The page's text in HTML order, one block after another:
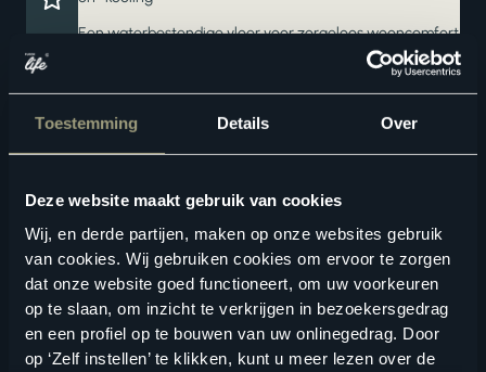
Toestemming Details Over
Deze website maakt gebruik van cookies
Wij, en derde partijen, maken op onze websites gebruik
van cookies. Wij gebruiken cookies om ervoor te zorgen
dat onze website goed functioneert, om uw voorkeuren
op te slaan, om inzicht te verkrijgen in bezoekersgedrag
en een profiel op te bouwen van uw onlinegedrag. Door
op ‘Zelf instellen’ te klikken, kunt u meer lezen over de
Een waterbestendige vloer voor zorgeloos wooncomfort
Geschikte vloertoebehoren